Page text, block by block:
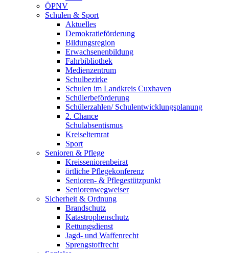
ÖPNV
Schulen & Sport
Aktuelles
Demokratieförderung
Bildungsregion
Erwachsenenbildung
Fahrbibliothek
Medienzentrum
Schulbezirke
Schulen im Landkreis Cuxhaven
Schülerbeförderung
Schülerzahlen/ Schulentwicklungsplanung
2. Chance
Schulabsentismus
Kreiselternrat
Sport
Senioren & Pflege
Kreisseniorenbeirat
örtliche Pflegekonferenz
Senioren- & Pflegestützpunkt
Seniorenwegweiser
Sicherheit & Ordnung
Brandschutz
Katastrophenschutz
Rettungsdienst
Jagd- und Waffenrecht
Sprengstoffrecht